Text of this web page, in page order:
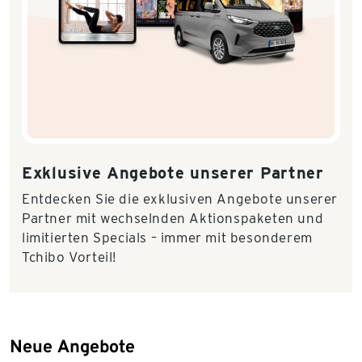
Exklusive Angebote unserer Partner
Entdecken Sie die exklusiven Angebote unserer
Partner mit wechselnden Aktionspaketen und
limitierten Specials – immer mit besonderem
Tchibo Vorteil!
Neue Angebote